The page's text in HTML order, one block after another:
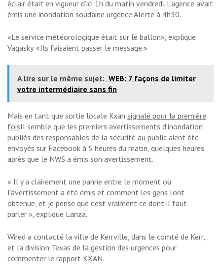
éclair était en vigueur d’ici 1h du matin vendredi. L’agence avait
émis une inondation soudaine urgence Alerte à 4h30.
«Le service météorologique était sur le ballon», explique
Vagasky. «Ils faisaient passer le message.»
A lire sur le même sujet: WEB: 7 façons de limiter
votre intermédiaire sans fin
Mais en tant que sortie locale Kxan signalé pour la première
foisIl semble que les premiers avertissements d’inondation
publiés des responsables de la sécurité au public aient été
envoyés sur Facebook à 5 heures du matin, quelques heures
après que le NWS a émis son avertissement.
« Il y a clairement une panne entre le moment où
l’avertissement a été émis et comment les gens l’ont
obtenue, et je pense que c’est vraiment ce dont il faut
parler », explique Lanza.
Wired a contacté la ville de Kerrville, dans le comté de Kerr,
et la division Texas de la gestion des urgences pour
commenter le rapport KXAN.